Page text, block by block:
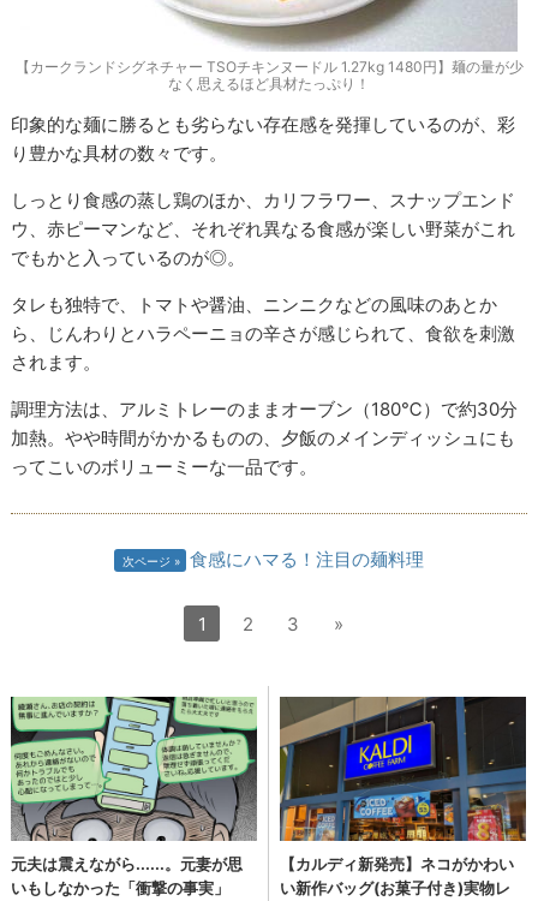
【カークランドシグネチャー TSOチキンヌードル 1.27kg 1480円】麺の量が少
なく思えるほど具材たっぷり！
印象的な麺に勝るとも劣らない存在感を発揮しているのが、彩
り豊かな具材の数々です。
しっとり食感の蒸し鶏のほか、カリフラワー、スナップエンド
ウ、赤ピーマンなど、それぞれ異なる食感が楽しい野菜がこれ
でもかと入っているのが◎。
タレも独特で、トマトや醤油、ニンニクなどの風味のあとか
ら、じんわりとハラペーニョの辛さが感じられて、食欲を刺激
されます。
調理方法は、アルミトレーのままオーブン（180℃）で約30分
加熱。やや時間がかかるものの、夕飯のメインディッシュにも
ってこいのボリューミーな一品です。
次ページ 食感にハマる！注目の麺料理
1 2 3 »